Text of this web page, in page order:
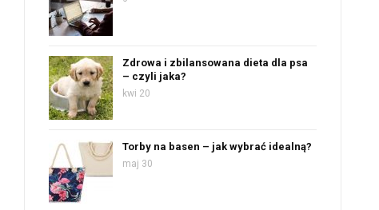
Zdrowa i zbilansowana dieta dla psa
– czyli jaka?
kwi 20
Torby na basen – jak wybrać idealną?
maj 30